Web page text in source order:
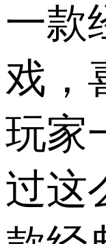
一款
戏，
玩家
过这